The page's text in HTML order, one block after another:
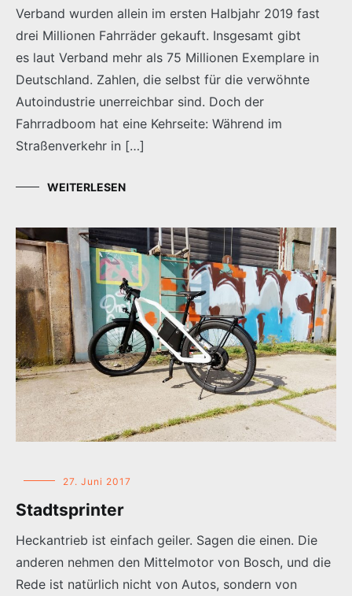
Verband wurden allein im ersten Halbjahr 2019 fast
drei Millionen Fahrräder gekauft. Insgesamt gibt
es laut Verband mehr als 75 Millionen Exemplare in
Deutschland. Zahlen, die selbst für die verwöhnte
Autoindustrie unerreichbar sind. Doch der
Fahrradboom hat eine Kehrseite: Während im
Straßenverkehr in […]
WEITERLESEN
27. Juni 2017
Stadtsprinter
Heckantrieb ist einfach geiler. Sagen die einen. Die
anderen nehmen den Mittelmotor von Bosch, und die
Rede ist natürlich nicht von Autos, sondern von